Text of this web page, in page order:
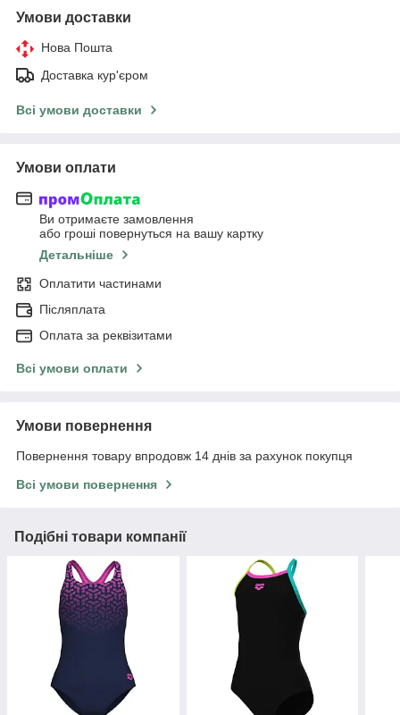
Умови доставки
Нова Пошта
Доставка кур'єром
Всі умови доставки
Умови оплати
Ви отримаєте замовлення
або гроші повернуться на вашу картку
Детальніше
Оплатити частинами
Післяплата
Оплата за реквізитами
Всі умови оплати
Умови повернення
Повернення товару впродовж 14 днів за рахунок покупця
Всі умови повернення
Подібні товари компанії